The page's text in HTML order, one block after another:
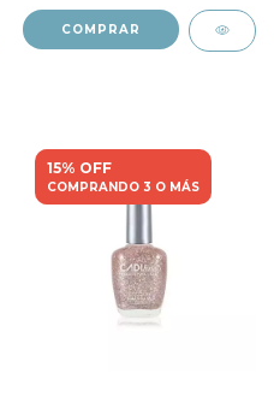
15% OFF
COMPRANDO 3 O MÁS